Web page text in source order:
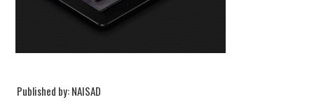
Published by: NAISAD